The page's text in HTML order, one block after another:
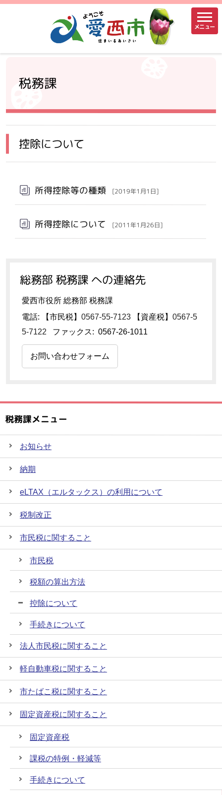
メニュー
税務課
控除について
所得控除等の種類 [2019年1月1日]
所得控除について [2011年1月26日]
総務部 税務課 への連絡先
愛西市役所 総務部 税務課
電話: 【市民税】 0567-55-7123 【資産税】 0567-5
5-7122 ファックス: 0567-26-1011
お問い合わせフォーム
税務課メニュー
お知らせ
納期
eLTAX（エルタックス）の利用について
税制改正
市民税に関すること
市民税
税額の算出方法
控除について
手続きについて
法人市民税に関すること
軽自動車税に関すること
市たばこ税に関すること
固定資産税に関すること
固定資産税
課税の特例・軽減等
手続きについて